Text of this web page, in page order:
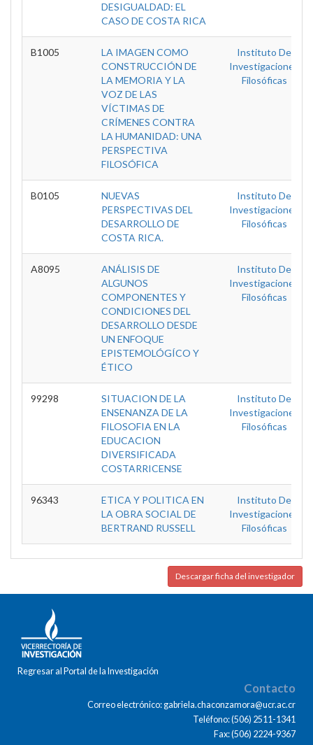
DESIGUALDAD: EL
CASO DE COSTA RICA
B1005
LA IMAGEN COMO
CONSTRUCCIÓN DE
LA MEMORIA Y LA
VOZ DE LAS
VÍCTIMAS DE
CRÍMENES CONTRA
LA HUMANIDAD: UNA
PERSPECTIVA
FILOSÓFICA
Instituto De
Investigaciones
Filosóficas
B0105
NUEVAS
PERSPECTIVAS DEL
DESARROLLO DE
COSTA RICA.
Instituto De
Investigaciones
Filosóficas
A8095
ANÁLISIS DE
ALGUNOS
COMPONENTES Y
CONDICIONES DEL
DESARROLLO DESDE
UN ENFOQUE
EPISTEMOLÓGÍCO Y
ÉTICO
Instituto De
Investigaciones
Filosóficas
99298
SITUACION DE LA
ENSENANZA DE LA
FILOSOFIA EN LA
EDUCACION
DIVERSIFICADA
COSTARRICENSE
Instituto De
Investigaciones
Filosóficas
96343
ETICA Y POLITICA EN
LA OBRA SOCIAL DE
BERTRAND RUSSELL
Instituto De
Investigaciones
Filosóficas
Descargar ficha del investigador
Regresar al Portal de la Investigación
Contacto
Correo electrónico: gabriela.chaconzamora@ucr.ac.cr
Teléfono: (506) 2511-1341
Fax: (506) 2224-9367